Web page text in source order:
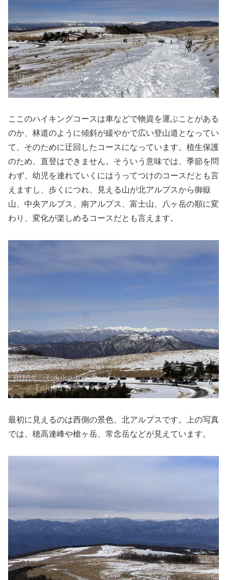
ここのハイキングコースは車などで物資を運ぶことがある
のか、林道のように傾斜が緩やかで広い登山道となってい
て、そのために迂回したコースになっています。植生保護
のため、直登はできません。そういう意味では、季節を問
わず、幼児を連れていくにはうってつけのコースだとも言
えますし、歩くにつれ、見える山が北アルプスから御嶽
山、中央アルプス、南アルプス、富士山、八ヶ岳の順に変
わり、変化が楽しめるコースだとも言えます。
最初に見えるのは西側の景色、北アルプスです。上の写真
では、穂高連峰や槍ヶ岳、常念岳などが見えています。